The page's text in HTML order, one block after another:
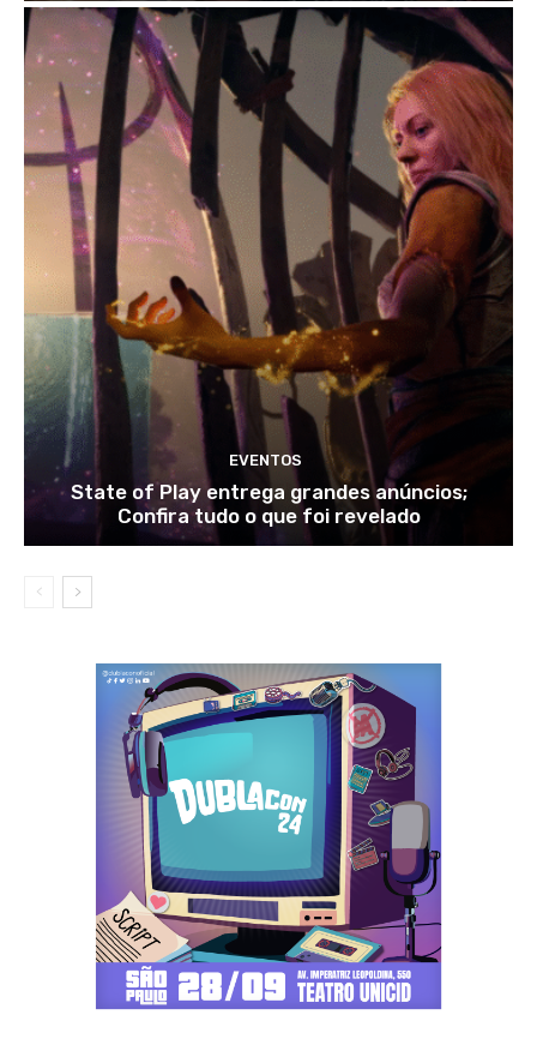
EVENTOS
State of Play entrega grandes anúncios;
Confira tudo o que foi revelado